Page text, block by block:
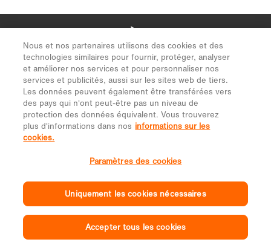
Nous et nos partenaires utilisons des cookies et des
technologies similaires pour fournir, protéger, analyser
et améliorer nos services et pour personnaliser nos
services et publicités, aussi sur les sites web de tiers.
Les données peuvent également être transférées vers
des pays qui n'ont peut-être pas un niveau de
protection des données équivalent. Vous trouverez
plus d'informations dans nos informations sur les
cookies.
Paramètres des cookies
Uniquement les cookies nécessaires
Accepter tous les cookies